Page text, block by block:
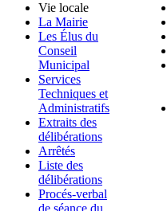
Vie locale
La Mairie
Les Élus du
Conseil
Municipal
Services
Techniques et
Administratifs
Extraits des
délibérations
Arrêtés
Liste des
délibérations
Procés-verbal
de séance du